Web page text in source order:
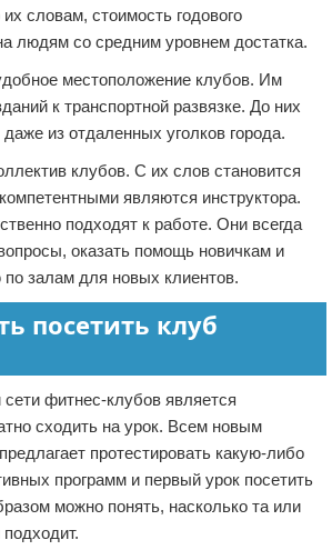
словам, стоимость годового
людям со средним уровнем достатка.
местоположение клубов. Им
к транспортной развязке. До них
из отдаленных уголков города.
клубов. С их слов становится
являются инструктора.
подходят к работе. Они всегда
оказать помощь новичкам и
по залам для новых клиентов.
посетить клуб
фитнес-клубов является
сходить на урок. Всем новым
протестировать какую-либо
программ и первый урок посетить
можно понять, насколько та или